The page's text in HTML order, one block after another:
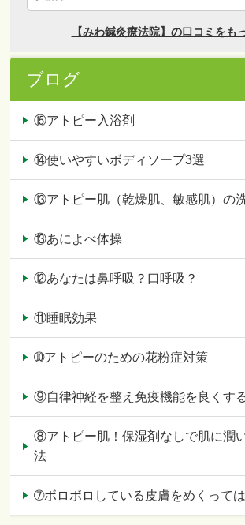
ブログ
⑮アトピー入浴剤
⑭使いやすいボディソープ3選
⑬アトピー肌（乾燥肌、敏感肌）の
⑬あによべ体操
⑫あなたは鼻呼吸？口呼吸？
⑪睡眠効果
➉アトピーのための花粉症対策
⑨自律神経を整え免疫機能を良くす
⑧アトピー肌！保湿剤なしで肌に潤
法
➆ボロボロしている皮膚をめくっては